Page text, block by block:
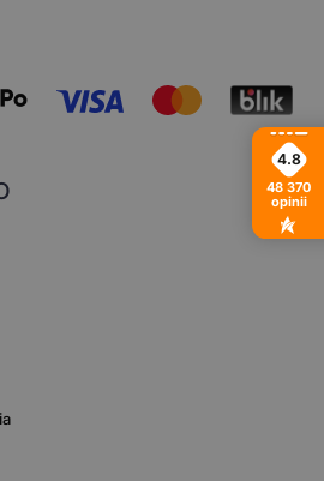
4.8
48 370
opinii